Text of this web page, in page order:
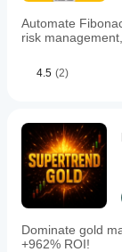
Automate
risk
4.5 (2)
Dominate gold
+962% ROI!